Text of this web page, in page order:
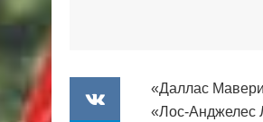
«Даллас
«Лос-Анджелес